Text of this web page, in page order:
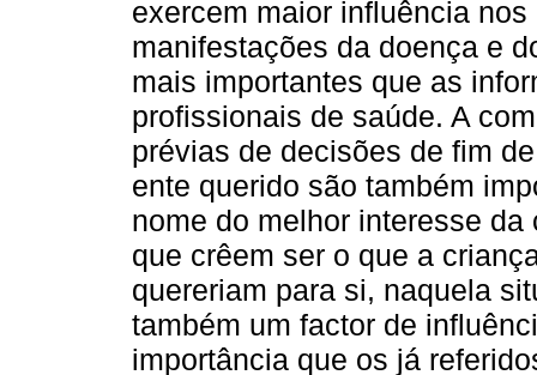
exercem maior influência
manifestações da doença e
mais importantes que as
profissionais de saúde. A
prévias de decisões de fim
ente querido são também
nome do melhor interesse
que crêem ser o que a
quereriam para si, naquela
também um factor de
importância que os já